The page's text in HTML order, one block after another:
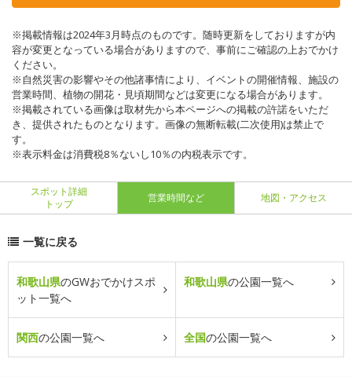
※掲載情報は2024年3月時点のものです。随時更新をしておりますが内
容が変更となっている場合がありますので、事前にご確認の上おでかけ
ください。
※自然災害の影響やその他諸事情により、イベントの開催情報、施設の
営業時間、植物の開花・見頃期間などは変更になる場合があります。
※掲載されている画像は取材先から本ページへの掲載の許諾をいただ
き、提供されたものとなります。画像の無断転載(二次使用)は禁止で
す。
※表示料金は消費税8％ないし10％の内税表示です。
スポット詳細
トップ
営業時間など 地図・アクセス
一覧に戻る
和歌山県のGWおでかけスポ
ット一覧へ
和歌山県の公園一覧へ
関西の公園一覧へ 全国の公園一覧へ